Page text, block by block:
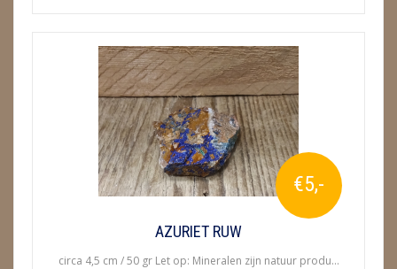
€5,-
AZURIET RUW
circa 4,5 cm / 50 gr Let op: Mineralen zijn natuur produ...